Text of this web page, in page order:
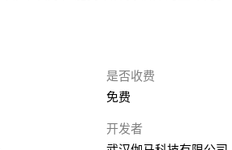
是否收费
免费
开发者